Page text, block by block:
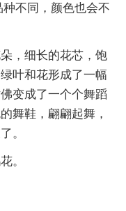
不同，颜色也会不
，细长的花芯，饱
叶和花形成了一幅
变成了一个个舞蹈
舞鞋，翩翩起舞，
。
。